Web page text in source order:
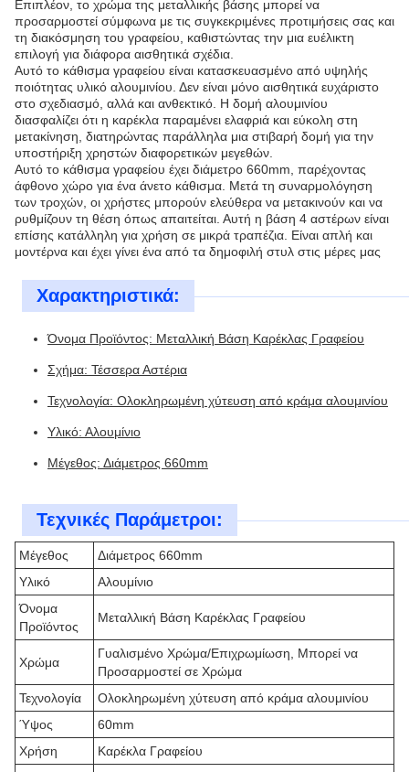
Επιπλέον, το χρώμα της μεταλλικής βάσης μπορεί να
προσαρμοστεί σύμφωνα με τις συγκεκριμένες προτιμήσεις σας και
τη διακόσμηση του γραφείου, καθιστώντας την μια ευέλικτη
επιλογή για διάφορα αισθητικά σχέδια.
Αυτό το κάθισμα γραφείου είναι κατασκευασμένο από υψηλής
ποιότητας υλικό αλουμινίου. Δεν είναι μόνο αισθητικά ευχάριστο
στο σχεδιασμό, αλλά και ανθεκτικό. Η δομή αλουμινίου
διασφαλίζει ότι η καρέκλα παραμένει ελαφριά και εύκολη στη
μετακίνηση, διατηρώντας παράλληλα μια στιβαρή δομή για την
υποστήριξη χρηστών διαφορετικών μεγεθών.
Αυτό το κάθισμα γραφείου έχει διάμετρο 660mm, παρέχοντας
άφθονο χώρο για ένα άνετο κάθισμα. Μετά τη συναρμολόγηση
των τροχών, οι χρήστες μπορούν ελεύθερα να μετακινούν και να
ρυθμίζουν τη θέση όπως απαιτείται. Αυτή η βάση 4 αστέρων είναι
επίσης κατάλληλη για χρήση σε μικρά τραπέζια. Είναι απλή και
μοντέρνα και έχει γίνει ένα από τα δημοφιλή στυλ στις μέρες μας
Χαρακτηριστικά:
Όνομα Προϊόντος: Μεταλλική Βάση Καρέκλας Γραφείου
Σχήμα: Τέσσερα Αστέρια
Τεχνολογία: Ολοκληρωμένη χύτευση από κράμα αλουμινίου
Υλικό: Αλουμίνιο
Μέγεθος: Διάμετρος 660mm
Τεχνικές Παράμετροι:
Μέγεθος
Διάμετρος 660mm
Υλικό
Αλουμίνιο
Όνομα
Προϊόντος
Μεταλλική Βάση Καρέκλας Γραφείου
Χρώμα
Γυαλισμένο Χρώμα/Επιχρωμίωση, Μπορεί να
Προσαρμοστεί σε Χρώμα
Τεχνολογία
Ολοκληρωμένη χύτευση από κράμα αλουμινίου
Ύψος
60mm
Χρήση
Καρέκλα Γραφείου